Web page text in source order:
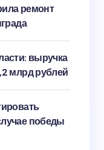
ремонт
выручка
млрд рублей
победы